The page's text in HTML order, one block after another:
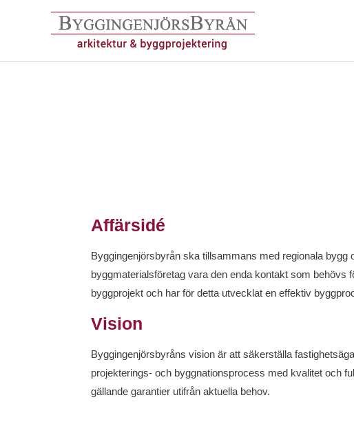
Affärsidé
Byggingenjörsbyrån ska tillsammans med regionala bygg
byggmaterialsföretag vara den enda kontakt som behövs
byggprojekt och har för detta utvecklat en effektiv
Vision
Byggingenjörsbyråns vision är att säkerställa
projekterings- och byggnationsprocess med kvalitet och
gällande garantier utifrån aktuella behov.